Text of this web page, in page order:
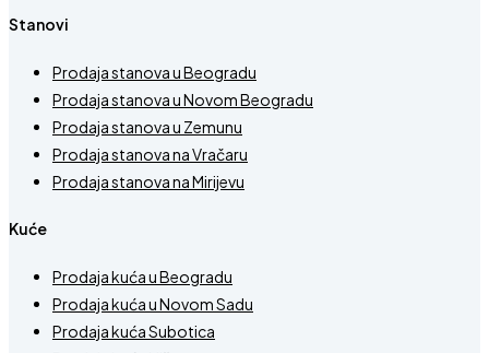
Stanovi
Prodaja stanova u Beogradu
Prodaja stanova u Novom Beogradu
Prodaja stanova u Zemunu
Prodaja stanova na Vračaru
Prodaja stanova na Mirijevu
Kuće
Prodaja kuća u Beogradu
Prodaja kuća u Novom Sadu
Prodaja kuća Subotica